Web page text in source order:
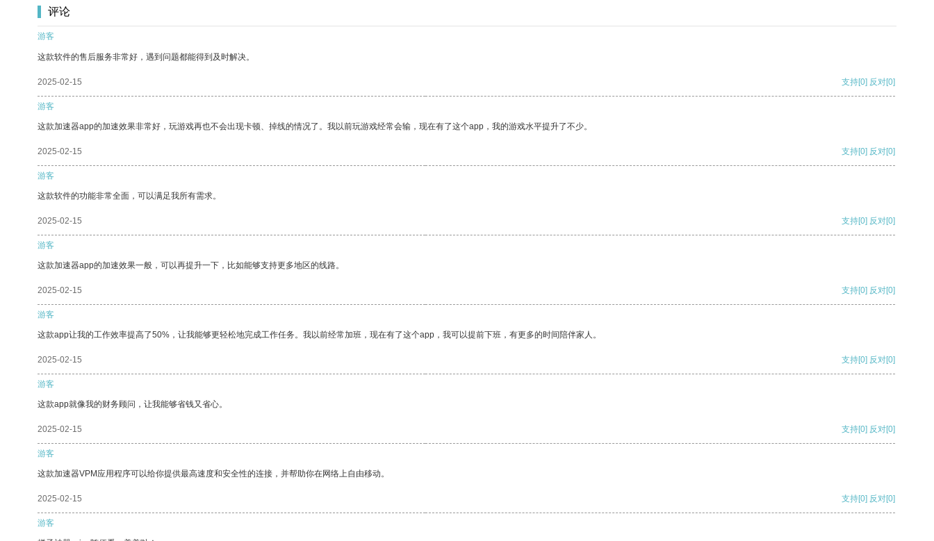
评论
游客
这款软件的售后服务非常好，遇到问题都能得到及时解决。
2025-02-15 支持[0] 反对[0]
游客
这款加速器app的加速效果非常好，玩游戏再也不会出现卡顿、掉线的情况了。我以前玩游戏经常会输，现在有了这个app，我的游戏水平提升了不少。
2025-02-15 支持[0] 反对[0]
游客
这款软件的功能非常全面，可以满足我所有需求。
2025-02-15 支持[0] 反对[0]
游客
这款加速器app的加速效果一般，可以再提升一下，比如能够支持更多地区的线路。
2025-02-15 支持[0] 反对[0]
游客
这款app让我的工作效率提高了50%，让我能够更轻松地完成工作任务。我以前经常加班，现在有了这个app，我可以提前下班，有更多的时间陪伴家人。
2025-02-15 支持[0] 反对[0]
游客
这款app就像我的财务顾问，让我能够省钱又省心。
2025-02-15 支持[0] 反对[0]
游客
这款加速器VPM应用程序可以给你提供最高速度和安全性的连接，并帮助你在网络上自由移动。
2025-02-15 支持[0] 反对[0]
游客